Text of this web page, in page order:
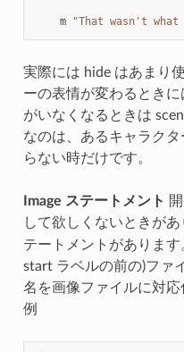
m "That wasn't
実際には hide はあまり
ーの表情が変わるとき
がいなくなるときは
なのは、あるキャラク
らない時だけです。
Image ステートメント
して欲しくないときが
テートメントがあります
start ラベルの前の)ファ
名を画像ファイルに対応
例